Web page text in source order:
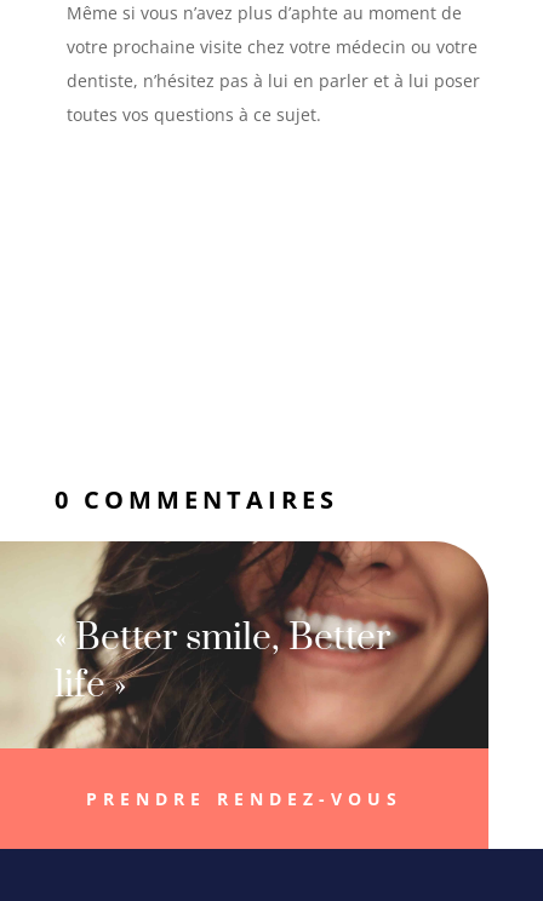
Même si vous n’avez plus d’aphte au moment de
votre prochaine visite chez votre médecin ou votre
dentiste, n’hésitez pas à lui en parler et à lui poser
toutes vos questions à ce sujet.
0 COMMENTAIRES
« Better smile, Better
life »
PRENDRE RENDEZ-VOUS